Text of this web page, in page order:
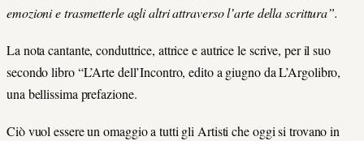
emozioni e trasmetterle agli altri attraverso l’arte della scrittura”.
La nota cantante, conduttrice, attrice e autrice le scrive, per il suo
secondo libro “L’Arte dell’Incontro, edito a giugno da L’Argolibro,
una bellissima prefazione.
Ciò vuol essere un omaggio a tutti gli Artisti che oggi si trovano in